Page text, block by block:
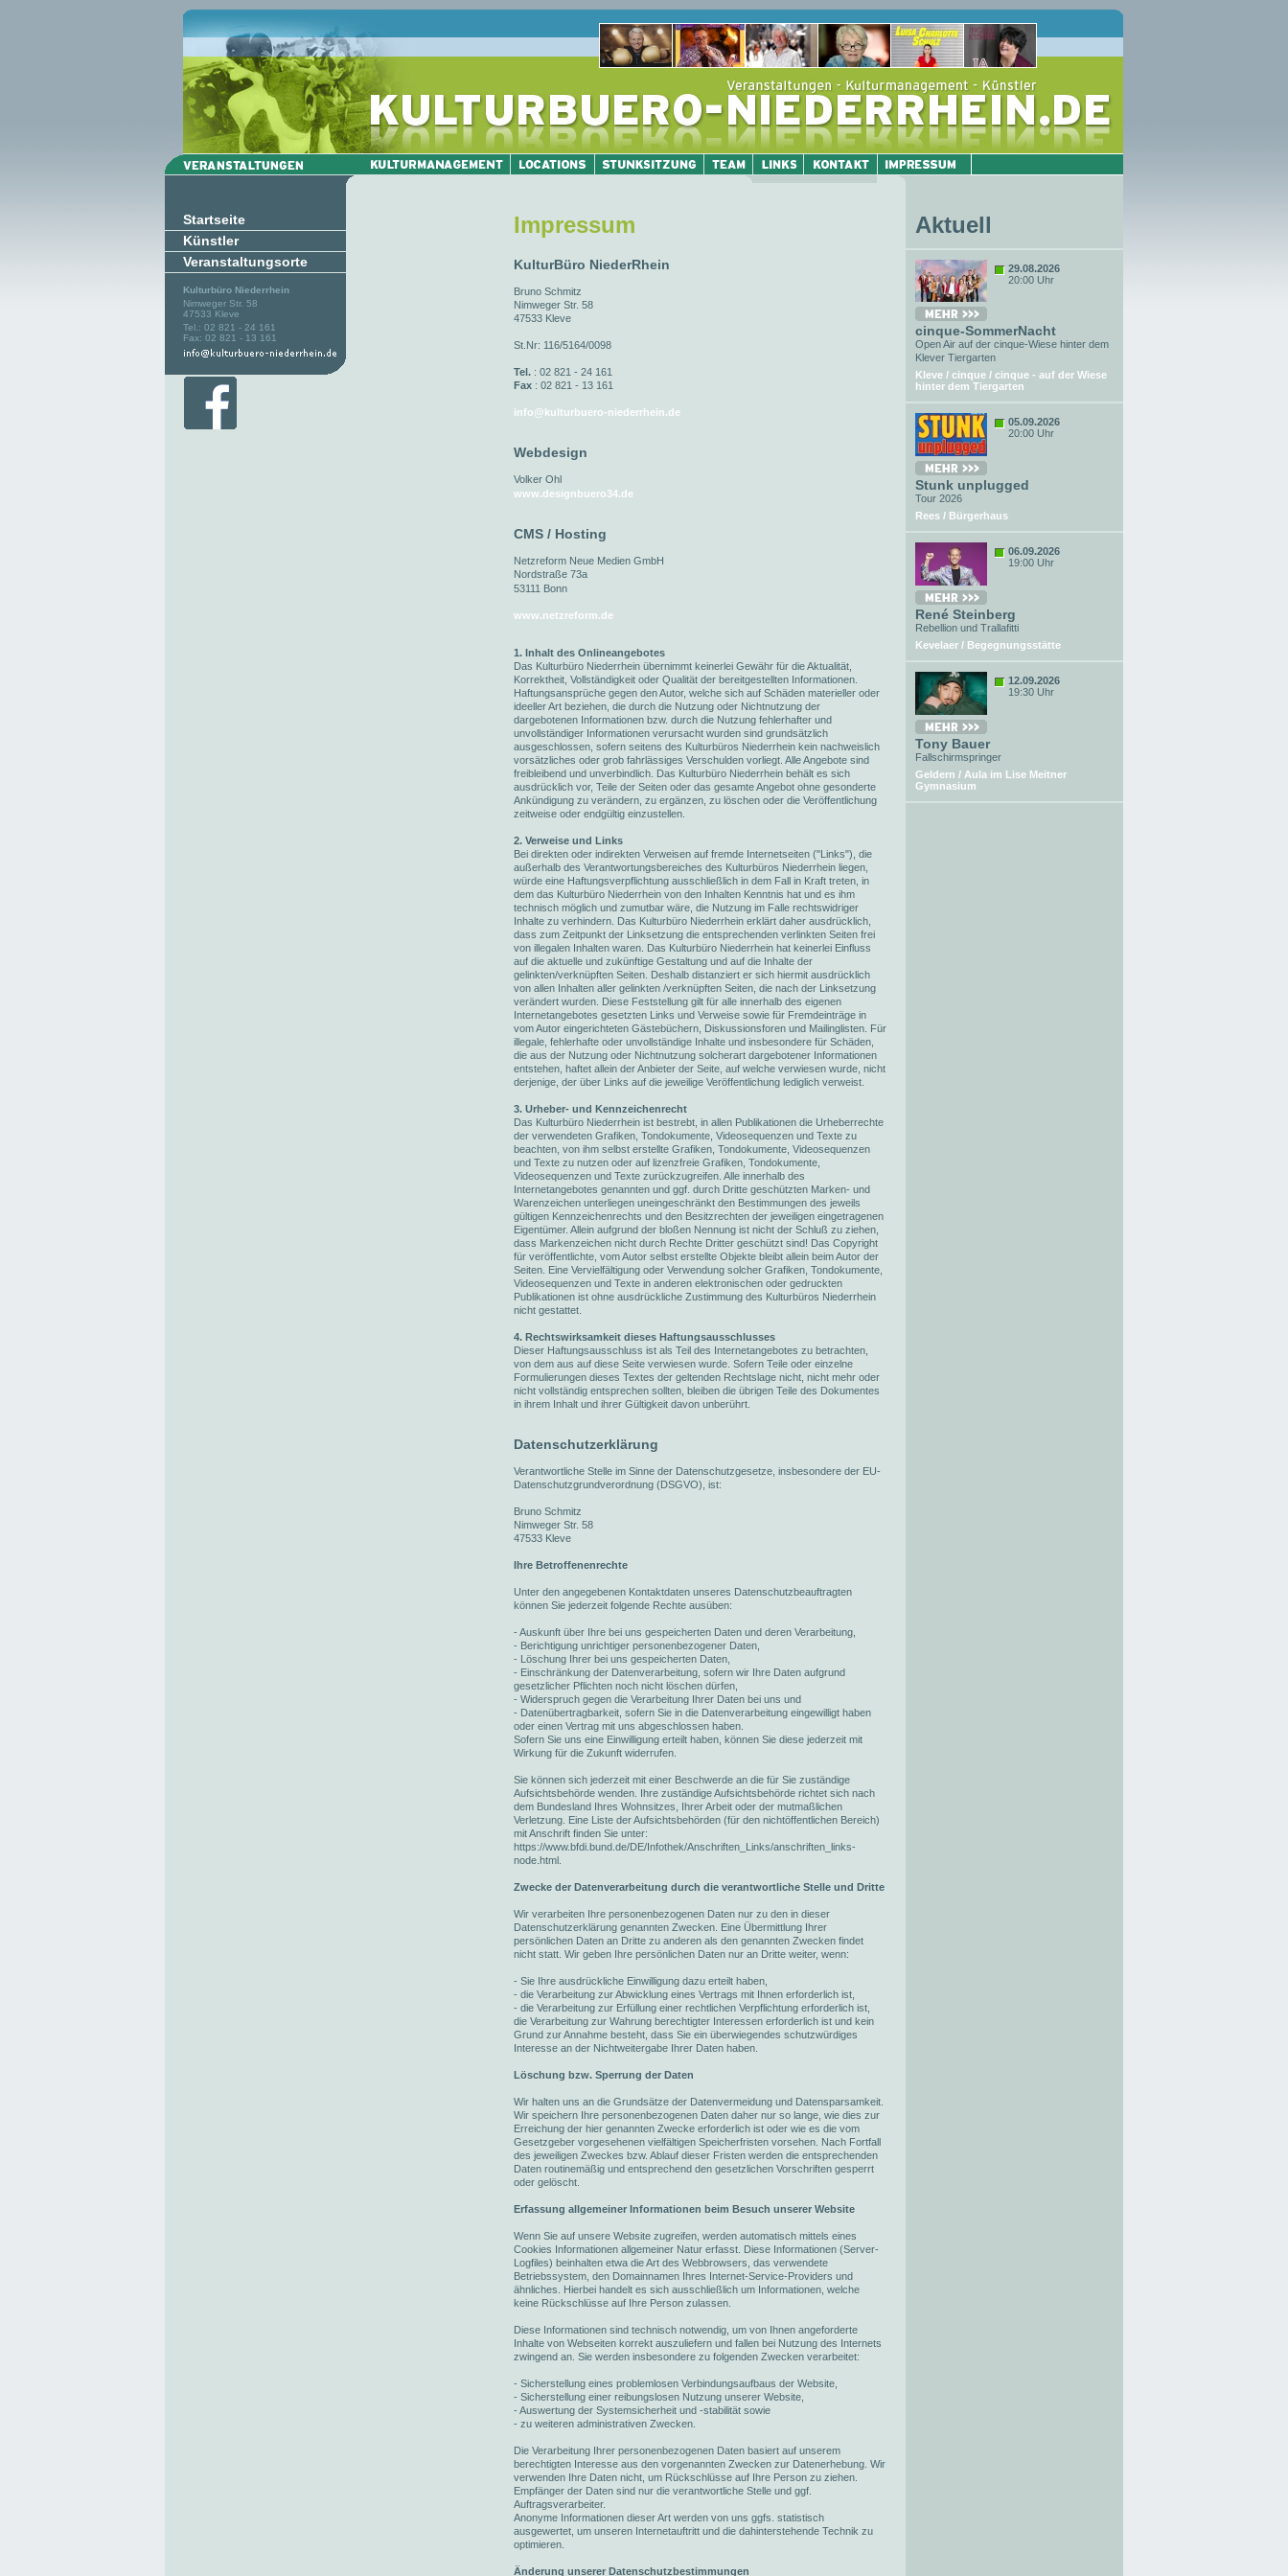
Startseite
Künstler
Veranstaltungsorte
Kulturbüro Niederrhein
Nimweger Str. 58
47533 Kleve
Tel.: 02 821 - 24 161
Fax: 02 821 - 13 161
Impressum
KulturBüro NiederRhein
Bruno Schmitz
Nimweger Str. 58
47533 Kleve
St.Nr: 116/5164/0098
Tel. : 02 821 - 24 161
Fax : 02 821 - 13 161
info@kulturbuero-niederrhein.de
Webdesign
Volker Ohl
www.designbuero34.de
CMS / Hosting
Netzreform Neue Medien GmbH
Nordstraße 73a
53111 Bonn
www.netzreform.de
1. Inhalt des Onlineangebotes
Das Kulturbüro Niederrhein übernimmt keinerlei Gewähr für die Aktualität,
Korrektheit, Vollständigkeit oder Qualität der bereitgestellten Informationen.
Haftungsansprüche gegen den Autor, welche sich auf Schäden materieller oder
ideeller Art beziehen, die durch die Nutzung oder Nichtnutzung der
dargebotenen Informationen bzw. durch die Nutzung fehlerhafter und
unvollständiger Informationen verursacht wurden sind grundsätzlich
ausgeschlossen, sofern seitens des Kulturbüros Niederrhein kein nachweislich
vorsätzliches oder grob fahrlässiges Verschulden vorliegt. Alle Angebote sind
freibleibend und unverbindlich. Das Kulturbüro Niederrhein behält es sich
ausdrücklich vor, Teile der Seiten oder das gesamte Angebot ohne gesonderte
Ankündigung zu verändern, zu ergänzen, zu löschen oder die Veröffentlichung
zeitweise oder endgültig einzustellen.
2. Verweise und Links
Bei direkten oder indirekten Verweisen auf fremde Internetseiten ("Links"), die
außerhalb des Verantwortungsbereiches des Kulturbüros Niederrhein liegen,
würde eine Haftungsverpflichtung ausschließlich in dem Fall in Kraft treten, in
dem das Kulturbüro Niederrhein von den Inhalten Kenntnis hat und es ihm
technisch möglich und zumutbar wäre, die Nutzung im Falle rechtswidriger
Inhalte zu verhindern. Das Kulturbüro Niederrhein erklärt daher ausdrücklich,
dass zum Zeitpunkt der Linksetzung die entsprechenden verlinkten Seiten frei
von illegalen Inhalten waren. Das Kulturbüro Niederrhein hat keinerlei Einfluss
auf die aktuelle und zukünftige Gestaltung und auf die Inhalte der
gelinkten/verknüpften Seiten. Deshalb distanziert er sich hiermit ausdrücklich
von allen Inhalten aller gelinkten /verknüpften Seiten, die nach der Linksetzung
verändert wurden. Diese Feststellung gilt für alle innerhalb des eigenen
Internetangebotes gesetzten Links und Verweise sowie für Fremdeinträge in
vom Autor eingerichteten Gästebüchern, Diskussionsforen und Mailinglisten. Für
illegale, fehlerhafte oder unvollständige Inhalte und insbesondere für Schäden,
die aus der Nutzung oder Nichtnutzung solcherart dargebotener Informationen
entstehen, haftet allein der Anbieter der Seite, auf welche verwiesen wurde, nicht
derjenige, der über Links auf die jeweilige Veröffentlichung lediglich verweist.
3. Urheber- und Kennzeichenrecht
Das Kulturbüro Niederrhein ist bestrebt, in allen Publikationen die Urheberrechte
der verwendeten Grafiken, Tondokumente, Videosequenzen und Texte zu
beachten, von ihm selbst erstellte Grafiken, Tondokumente, Videosequenzen
und Texte zu nutzen oder auf lizenzfreie Grafiken, Tondokumente,
Videosequenzen und Texte zurückzugreifen. Alle innerhalb des
Internetangebotes genannten und ggf. durch Dritte geschützten Marken- und
Warenzeichen unterliegen uneingeschränkt den Bestimmungen des jeweils
gültigen Kennzeichenrechts und den Besitzrechten der jeweiligen eingetragenen
Eigentümer. Allein aufgrund der bloßen Nennung ist nicht der Schluß zu ziehen,
dass Markenzeichen nicht durch Rechte Dritter geschützt sind! Das Copyright
für veröffentlichte, vom Autor selbst erstellte Objekte bleibt allein beim Autor der
Seiten. Eine Vervielfältigung oder Verwendung solcher Grafiken, Tondokumente,
Videosequenzen und Texte in anderen elektronischen oder gedruckten
Publikationen ist ohne ausdrückliche Zustimmung des Kulturbüros Niederrhein
nicht gestattet.
4. Rechtswirksamkeit dieses Haftungsausschlusses
Dieser Haftungsausschluss ist als Teil des Internetangebotes zu betrachten,
von dem aus auf diese Seite verwiesen wurde. Sofern Teile oder einzelne
Formulierungen dieses Textes der geltenden Rechtslage nicht, nicht mehr oder
nicht vollständig entsprechen sollten, bleiben die übrigen Teile des Dokumentes
in ihrem Inhalt und ihrer Gültigkeit davon unberührt.
Datenschutzerklärung
Verantwortliche Stelle im Sinne der Datenschutzgesetze, insbesondere der EU-
Datenschutzgrundverordnung (DSGVO), ist:
Bruno Schmitz
Nimweger Str. 58
47533 Kleve
Ihre Betroffenenrechte
Unter den angegebenen Kontaktdaten unseres Datenschutzbeauftragten
können Sie jederzeit folgende Rechte ausüben:
- Auskunft über Ihre bei uns gespeicherten Daten und deren Verarbeitung,
- Berichtigung unrichtiger personenbezogener Daten,
- Löschung Ihrer bei uns gespeicherten Daten,
- Einschränkung der Datenverarbeitung, sofern wir Ihre Daten aufgrund
gesetzlicher Pflichten noch nicht löschen dürfen,
- Widerspruch gegen die Verarbeitung Ihrer Daten bei uns und
- Datenübertragbarkeit, sofern Sie in die Datenverarbeitung eingewilligt haben
oder einen Vertrag mit uns abgeschlossen haben.
Sofern Sie uns eine Einwilligung erteilt haben, können Sie diese jederzeit mit
Wirkung für die Zukunft widerrufen.
Sie können sich jederzeit mit einer Beschwerde an die für Sie zuständige
Aufsichtsbehörde wenden. Ihre zuständige Aufsichtsbehörde richtet sich nach
dem Bundesland Ihres Wohnsitzes, Ihrer Arbeit oder der mutmaßlichen
Verletzung. Eine Liste der Aufsichtsbehörden (für den nichtöffentlichen Bereich)
mit Anschrift finden Sie unter:
https://www.bfdi.bund.de/DE/Infothek/Anschriften_Links/anschriften_links-
node.html.
Zwecke der Datenverarbeitung durch die verantwortliche Stelle und Dritte
Wir verarbeiten Ihre personenbezogenen Daten nur zu den in dieser
Datenschutzerklärung genannten Zwecken. Eine Übermittlung Ihrer
persönlichen Daten an Dritte zu anderen als den genannten Zwecken findet
nicht statt. Wir geben Ihre persönlichen Daten nur an Dritte weiter, wenn:
- Sie Ihre ausdrückliche Einwilligung dazu erteilt haben,
- die Verarbeitung zur Abwicklung eines Vertrags mit Ihnen erforderlich ist,
- die Verarbeitung zur Erfüllung einer rechtlichen Verpflichtung erforderlich ist,
die Verarbeitung zur Wahrung berechtigter Interessen erforderlich ist und kein
Grund zur Annahme besteht, dass Sie ein überwiegendes schutzwürdiges
Interesse an der Nichtweitergabe Ihrer Daten haben.
Löschung bzw. Sperrung der Daten
Wir halten uns an die Grundsätze der Datenvermeidung und Datensparsamkeit.
Wir speichern Ihre personenbezogenen Daten daher nur so lange, wie dies zur
Erreichung der hier genannten Zwecke erforderlich ist oder wie es die vom
Gesetzgeber vorgesehenen vielfältigen Speicherfristen vorsehen. Nach Fortfall
des jeweiligen Zweckes bzw. Ablauf dieser Fristen werden die entsprechenden
Daten routinemäßig und entsprechend den gesetzlichen Vorschriften gesperrt
oder gelöscht.
Erfassung allgemeiner Informationen beim Besuch unserer Website
Wenn Sie auf unsere Website zugreifen, werden automatisch mittels eines
Cookies Informationen allgemeiner Natur erfasst. Diese Informationen (Server-
Logfiles) beinhalten etwa die Art des Webbrowsers, das verwendete
Betriebssystem, den Domainnamen Ihres Internet-Service-Providers und
ähnliches. Hierbei handelt es sich ausschließlich um Informationen, welche
keine Rückschlüsse auf Ihre Person zulassen.
Diese Informationen sind technisch notwendig, um von Ihnen angeforderte
Inhalte von Webseiten korrekt auszuliefern und fallen bei Nutzung des Internets
zwingend an. Sie werden insbesondere zu folgenden Zwecken verarbeitet:
- Sicherstellung eines problemlosen Verbindungsaufbaus der Website,
- Sicherstellung einer reibungslosen Nutzung unserer Website,
- Auswertung der Systemsicherheit und -stabilität sowie
- zu weiteren administrativen Zwecken.
Die Verarbeitung Ihrer personenbezogenen Daten basiert auf unserem
berechtigten Interesse aus den vorgenannten Zwecken zur Datenerhebung. Wir
verwenden Ihre Daten nicht, um Rückschlüsse auf Ihre Person zu ziehen.
Empfänger der Daten sind nur die verantwortliche Stelle und ggf.
Auftragsverarbeiter.
Anonyme Informationen dieser Art werden von uns ggfs. statistisch
ausgewertet, um unseren Internetauftritt und die dahinterstehende Technik zu
optimieren.
Änderung unserer Datenschutzbestimmungen
Aktuell
29.08.2026
20:00 Uhr
cinque-SommerNacht
Open Air auf der cinque-Wiese hinter dem
Klever Tiergarten
Kleve / cinque / cinque - auf der Wiese
hinter dem Tiergarten
05.09.2026
20:00 Uhr
Stunk unplugged
Tour 2026
Rees / Bürgerhaus
06.09.2026
19:00 Uhr
René Steinberg
Rebellion und Trallafitti
Kevelaer / Begegnungsstätte
12.09.2026
19:30 Uhr
Tony Bauer
Fallschirmspringer
Geldern / Aula im Lise Meitner
Gymnasium